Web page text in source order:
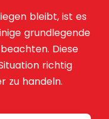
bleibt, ist es
grundlegende
Diese
richtig
zu handeln.